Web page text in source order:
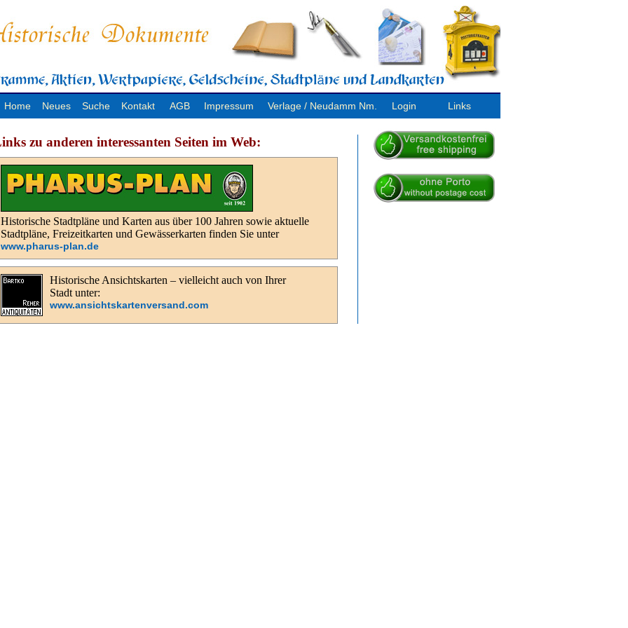
Home Neues Suche Kontakt AGB Impressum Verlage / Neudamm Nm. Login Links
zu anderen interessanten Seiten im Web:
Historische Stadtpläne und Karten aus über 100 Jahren sowie aktuelle
Stadtpläne, Freizeitkarten und Gewässerkarten finden Sie unter
www.pharus-plan.de
Historische Ansichtskarten – vielleicht auch von Ihrer
Stadt unter:
www.ansichtskartenversand.com